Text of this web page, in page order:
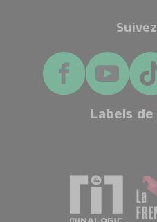
Labels